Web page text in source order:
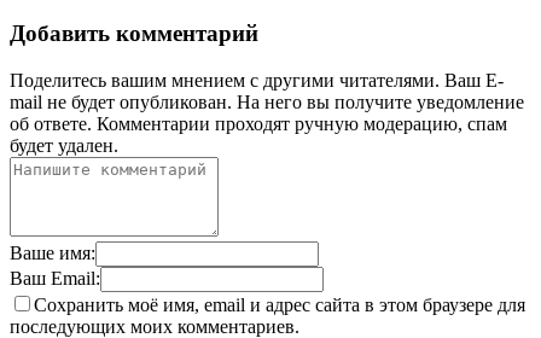
Добавить комментарий
Поделитесь вашим мнением с другими читателями. Ваш E-
mail не будет опубликован. На него вы получите уведомление
об ответе. Комментарии проходят ручную модерацию, спам
будет удален.
Ваше имя:
Ваш Email:
Сохранить моё имя, email и адрес сайта в этом браузере для
последующих моих комментариев.